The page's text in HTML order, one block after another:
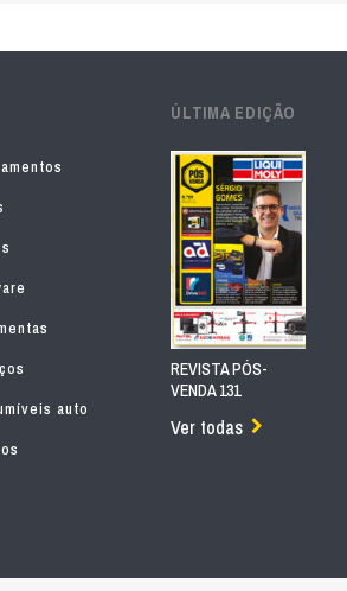
auto
ÚLTIMA EDIÇÃO
REVISTA PÓS-
VENDA 131
Ver todas